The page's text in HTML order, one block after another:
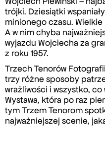
trójki. Dziesiątki
minionego czasu.
A w nim chyba
wyjazdu Wojciecha za
z roku 1957.
Trzech Tenorów
trzy różne sposoby
wrażliwości i wszystko, co
Wystawa, która po raz
tym Trzem Tenorom
najważniejszej scenie,